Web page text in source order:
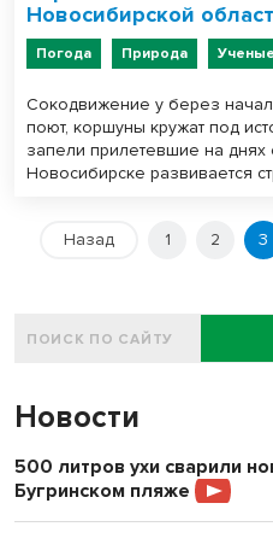
Новосибирской
Погода Природа Ученые
Сокодвижение у берез
поют, коршуны кружат под
запели прилетевшие на днях
Новосибирске развивается
Назад 1 2 3
Новости
500 литров ухи сварили
Бугринском пляже